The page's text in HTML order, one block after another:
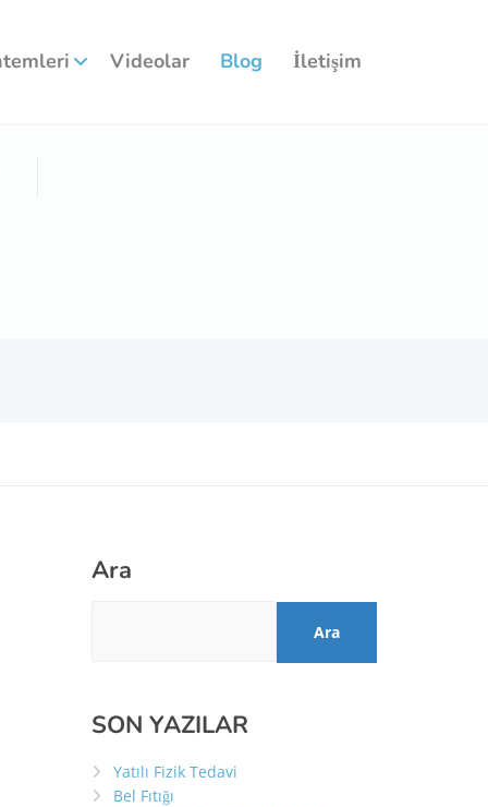
Videolar Blog İletişim
Ara
Ara
SON YAZILAR
Yatılı Fizik Tedavi
Bel Fıtığı